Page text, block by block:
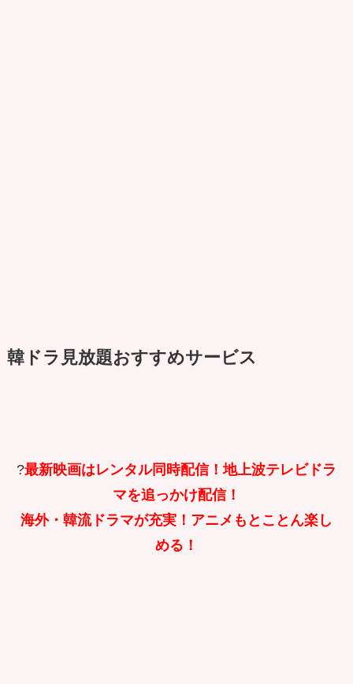
韓ドラ見放題おすすめサービス
?最新映画はレンタル同時配信！地上波テレビドラ
マを追っかけ配信！
海外・韓流ドラマが充実！アニメもとことん楽し
める！